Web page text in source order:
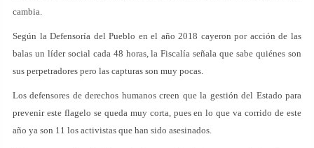
cambia.
Según la Defensoría del Pueblo en el año 2018 cayeron por acción de las
balas un líder social cada 48 horas, la Fiscalía señala que sabe quiénes son
sus perpetradores pero las capturas son muy pocas.
Los defensores de derechos humanos creen que la gestión del Estado para
prevenir este flagelo se queda muy corta, pues en lo que va corrido de este
año ya son 11 los activistas que han sido asesinados.